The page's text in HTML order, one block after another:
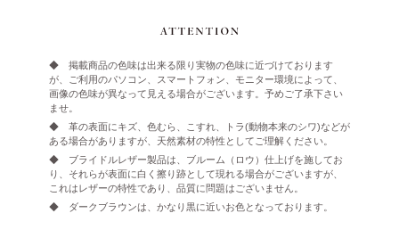
◆ 掲載商品の色味は出来る限り実物の色味に近づけております
が、ご利用のパソコン、スマートフォン、モニター環境によって、
画像の色味が異なって見える場合がございます。予めご了承下さい
ませ。
◆ 革の表面にキズ、色むら、こすれ、トラ(動物本来のシワ)などが
ある場合がありますが、天然素材の特性としてご理解ください。
◆ ブライドルレザー製品は、ブルーム（ロウ）仕上げを施してお
り、それらが表面に白く擦り跡として現れる場合がございますが、
これはレザーの特性であり、品質に問題はございません。
◆ ダークブラウンは、かなり黒に近いお色となっております。